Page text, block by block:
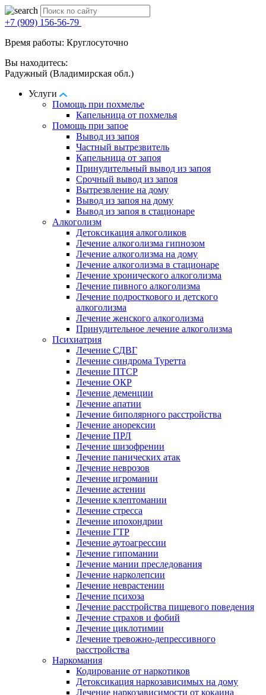
+7 (909) 156-56-79
Время работы: Круглосуточно
Вы находитесь:
Радужный (Владимирская обл.)
Услуги
Помощь при похмелье
Капельница от похмелья
Помощь при запое
Вывод из запоя
Частный вытрезвитель
Капельница от запоя
Принудительный вывод из запоя
Срочный вывод из запоя
Вытрезвление на дому
Вывод из запоя на дому
Вывод из запоя в стационаре
Алкоголизм
Детоксикация алкоголиков
Лечение алкоголизма гипнозом
Лечение алкоголизма на дому
Лечение алкоголизма в стационаре
Лечение хронического алкоголизма
Лечение пивного алкоголизма
Лечение подросткового и детского
алкоголизма
Лечение женского алкоголизма
Принудительное лечение алкоголизма
Психиатрия
Лечение СДВГ
Лечение синдрома Туретта
Лечение ПТСР
Лечение ОКР
Лечение деменции
Лечение апатии
Лечение биполярного расстройства
Лечение анорексии
Лечение ПРЛ
Лечение шизофрении
Лечение панических атак
Лечение неврозов
Лечение игромании
Лечение астении
Лечение клептомании
Лечение стресса
Лечение ипохондрии
Лечение ГТР
Лечение аутоагрессии
Лечение гипомании
Лечение мании преследования
Лечение нарколепсии
Лечение неврастении
Лечение психоза
Лечение расстройства пищевого поведения
Лечение страхов и фобий
Лечение циклотимии
Лечение тревожно-депрессивного
расстройства
Наркомания
Кодирование от наркотиков
Детоксикация наркозависимых на дому
Лечение наркозависимости от кокаина